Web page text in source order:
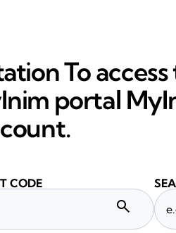
To
portal
CODE
search